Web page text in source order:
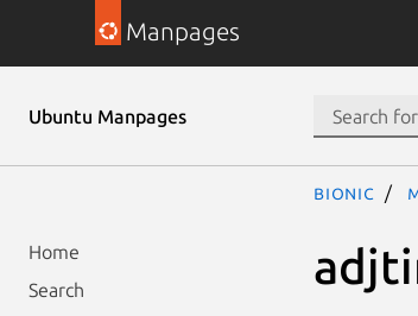
Manpages
Ubuntu Manpages
Home
Search
bionic